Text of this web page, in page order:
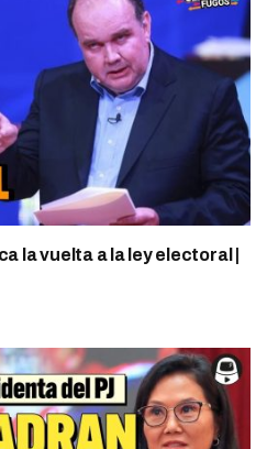
la vuelta a la ley electoral |